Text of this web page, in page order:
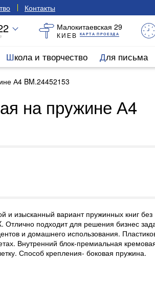
Контакты
Малокитаевская 29
КИЕВ КАРТА ПРОЕЗДА
Школа и творчество Для письма
А4 BM.24452153
на пружине А4
и изысканный вариант пружинных книг без
Отлично подходит для решения бизнес
и домашнего использования.
Внутренний блок-премиальная
Способ крепления- боковая пружина.